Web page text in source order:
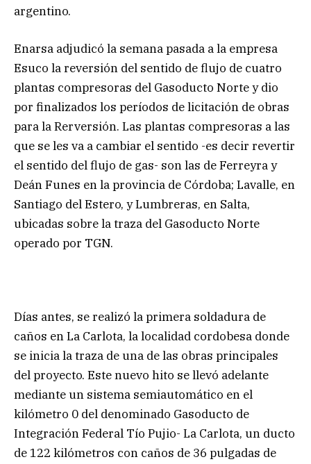
argentino.
Enarsa adjudicó la semana pasada a la empresa
Esuco la reversión del sentido de flujo de cuatro
plantas compresoras del Gasoducto Norte y dio
por finalizados los períodos de licitación de obras
para la Rerversión. Las plantas compresoras a las
que se les va a cambiar el sentido -es decir revertir
el sentido del flujo de gas- son las de Ferreyra y
Deán Funes en la provincia de Córdoba; Lavalle, en
Santiago del Estero, y Lumbreras, en Salta,
ubicadas sobre la traza del Gasoducto Norte
operado por TGN.
Días antes, se realizó la primera soldadura de
caños en La Carlota, la localidad cordobesa donde
se inicia la traza de una de las obras principales
del proyecto. Este nuevo hito se llevó adelante
mediante un sistema semiautomático en el
kilómetro 0 del denominado Gasoducto de
Integración Federal Tío Pujio- La Carlota, un ducto
de 122 kilómetros con caños de 36 pulgadas de